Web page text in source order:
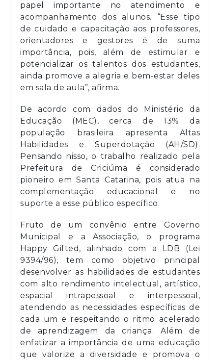
papel importante no atendimento e
acompanhamento dos alunos. “Esse tipo
de cuidado e capacitação aos professores,
orientadores e gestores é de suma
importância, pois, além de estimular e
potencializar os talentos dos estudantes,
ainda promove a alegria e bem-estar deles
em sala de aula”, afirma.
De acordo com dados do Ministério da
Educação (MEC), cerca de 13% da
população brasileira apresenta Altas
Habilidades e Superdotação (AH/SD).
Pensando nisso, o trabalho realizado pela
Prefeitura de Criciúma é considerado
pioneiro em Santa Catarina, pois atua na
complementação educacional e no
suporte a esse público específico.
Fruto de um convênio entre Governo
Municipal e a Associação, o programa
Happy Gifted, alinhado com a LDB (Lei
9394/96), tem como objetivo principal
desenvolver as habilidades de estudantes
com alto rendimento intelectual, artístico,
espacial intrapessoal e interpessoal,
atendendo as necessidades específicas de
cada um e respeitando o ritmo acelerado
de aprendizagem da criança. Além de
enfatizar a importância de uma educação
que valorize a diversidade e promova o